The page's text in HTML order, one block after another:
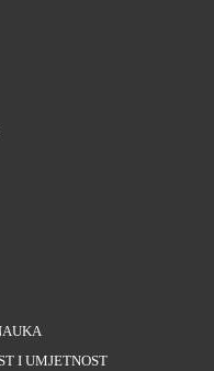
I UMJETNOST